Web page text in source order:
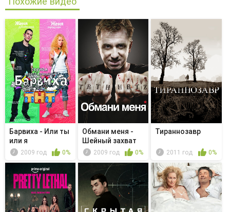
Барвиха - Или ты
или я
2009 год 0%
Обмани меня -
Шейный захват
2009 год 0%
Тираннозавр
2011 год 0%